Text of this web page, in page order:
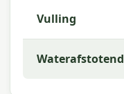
Vulling
Waterafstotend